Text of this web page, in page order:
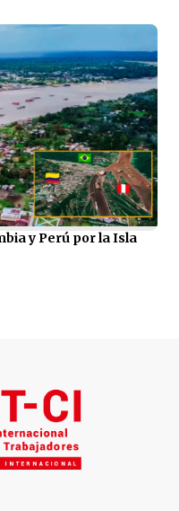
y Perú por la Isla